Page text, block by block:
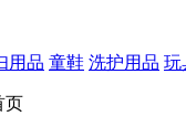
用品 童鞋 洗护用品 玩
页